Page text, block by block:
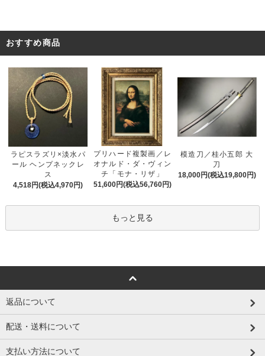
おすすめ商品
ラピスラズリ×淡水パ
ール ヘンプネックレ
ス
4,518円(税込4,970円)
プリハード複製画／レ
オナルド・ダ・ヴィン
チ「モナ・リザ」
51,600円(税込56,760円)
模造刀／桂小五郎 大
刀
18,000円(税込19,800円)
もっと見る
返品について
配送・送料について
支払い方法について